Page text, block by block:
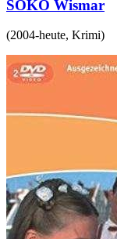
SOKO Wismar
(2004-heute, Krimi)